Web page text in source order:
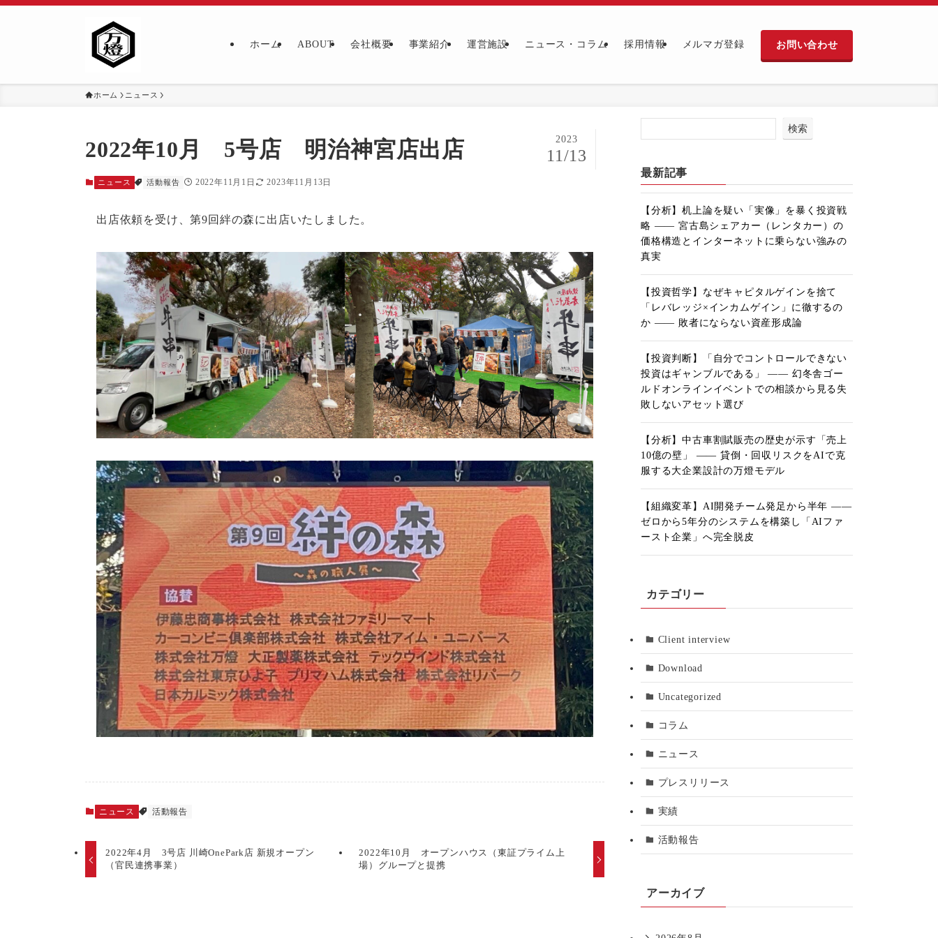
ホーム ABOUT 会社概要 事業紹介 運営施設 ニュース・コラム 採用情報 メルマガ登録 お問い合わせ
ホーム ニュース
2022年10月 5号店 明治神宮店出店 2023
11/13
ニュース 活動報告 2022年11月1日 2023年11月13日
出店依頼を受け、第9回絆の森に出店いたしました。
ニュース 活動報告
2022年4月 3号店 川崎OnePark店 新規オープン
（官民連携事業）
2022年10月 オープンハウス（東証プライム上
場）グループと提携
検索
最新記事
【分析】机上論を疑い「実像」を暴く投資戦
略 ―― 宮古島シェアカー（レンタカー）の
価格構造とインターネットに乗らない強みの
真実
【投資哲学】なぜキャピタルゲインを捨て
「レバレッジ×インカムゲイン」に徹するの
か ―― 敗者にならない資産形成論
【投資判断】「自分でコントロールできない
投資はギャンブルである」 ―― 幻冬舎ゴー
ルドオンラインイベントでの相談から見る失
敗しないアセット選び
【分析】中古車割賦販売の歴史が示す「売上
10億の壁」 ―― 貸倒・回収リスクをAIで克
服する大企業設計の万燈モデル
【組織変革】AI開発チーム発足から半年 ――
ゼロから5年分のシステムを構築し「AIファ
ースト企業」へ完全脱皮
カテゴリー
Client interview
Download
Uncategorized
コラム
ニュース
プレスリリース
実績
活動報告
アーカイブ